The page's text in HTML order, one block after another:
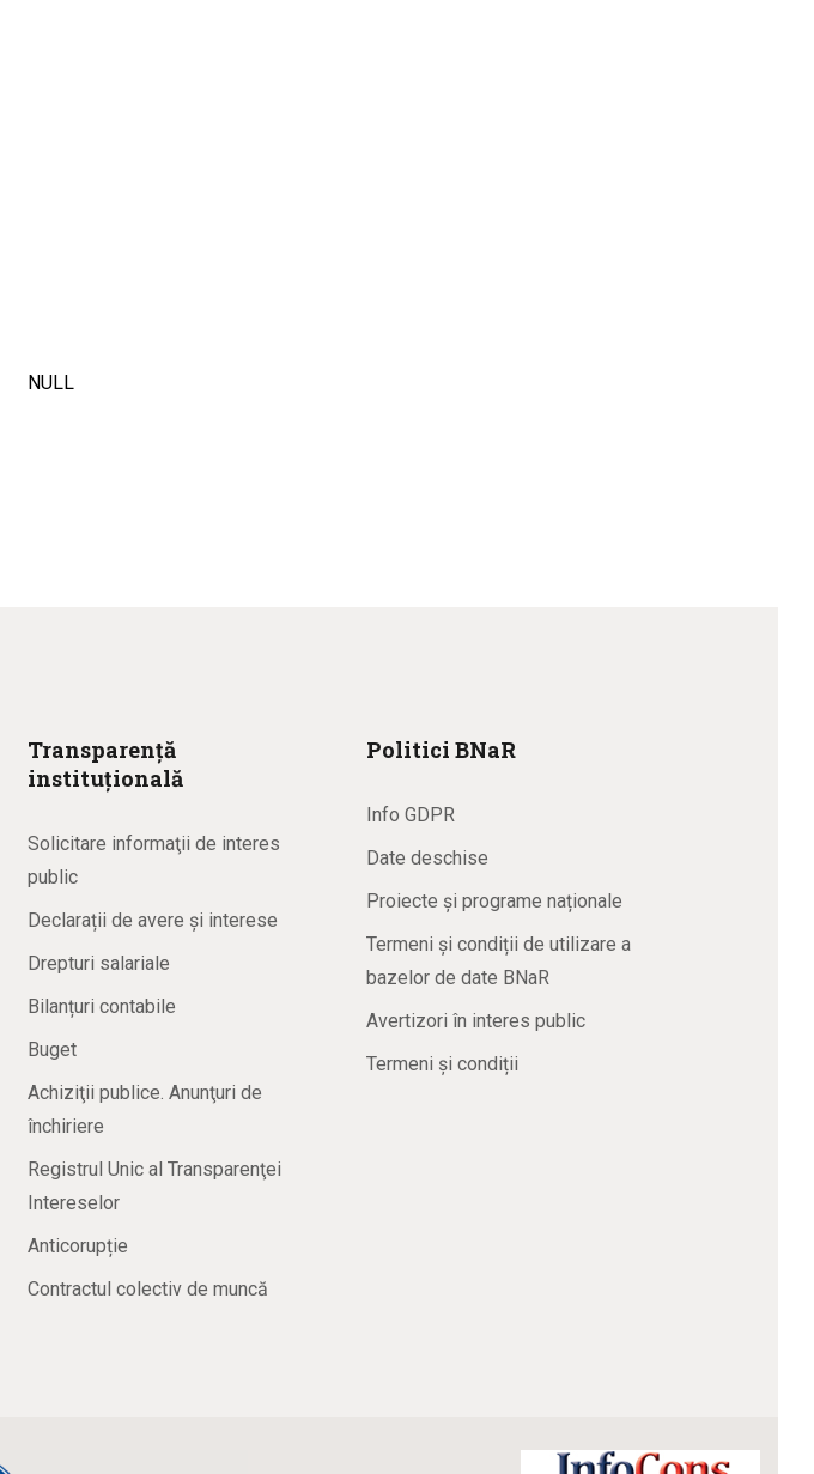
NULL
Transparență
instituțională
Solicitare informaţii de interes
public
Declarații de avere și interese
Drepturi salariale
Bilanțuri contabile
Buget
Achiziţii publice. Anunţuri de
închiriere
Registrul Unic al Transparenţei
Intereselor
Anticorupție
Contractul colectiv de muncă
Politici BNaR
Info GDPR
Date deschise
Proiecte și programe naționale
Termeni și condiții de utilizare a
bazelor de date BNaR
Avertizori în interes public
Termeni și condiții